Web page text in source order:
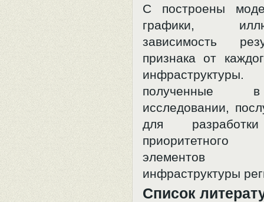
С построены
графики,
зависимость
признака от
полученные
исследовании,
для
элементов
инфраструктуры
Список